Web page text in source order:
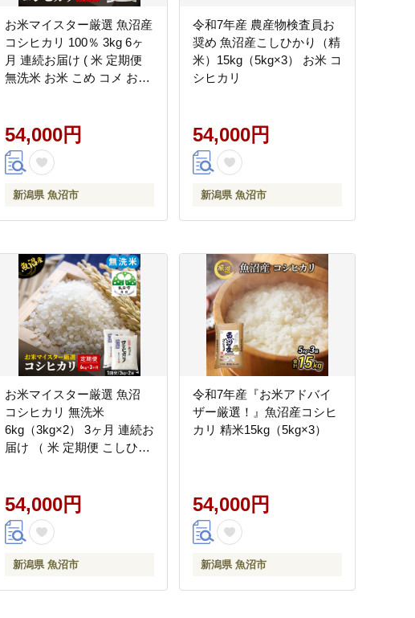
お米マイスター厳選 魚沼産
コシヒカリ 100％ 3kg 6ヶ
月 連続お届け ( 米 定期便
無洗米 お米 こめ コメ おこ
54,000円
新潟県 魚沼市
令和7年産 農産物検査員お
奨め 魚沼産こしひかり（精
米）15kg（5kg×3） お米 コ
シヒカリ
54,000円
新潟県 魚沼市
お米マイスター厳選 魚沼
コシヒカリ 無洗米
6kg（3kg×2） 3ヶ月 連続お
届け （ 米 定期便 こしひか
ひかり こめ）
54,000円
新潟県 魚沼市
令和7年産『お米アドバイ
ザー厳選！』魚沼産コシヒ
カリ 精米15kg（5kg×3）
54,000円
新潟県 魚沼市